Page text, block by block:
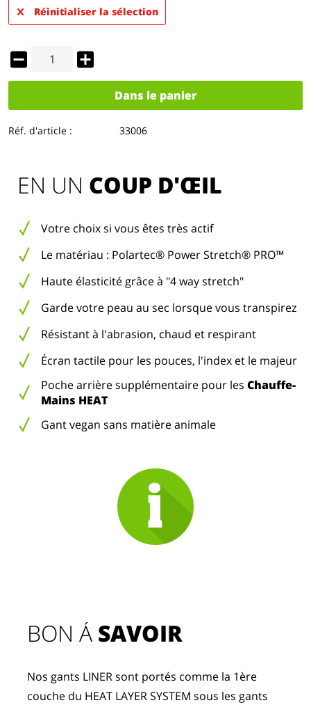
Réinitialiser la sélection
Dans le panier
Réf. d'article : 33006
EN UN COUP D'ŒIL
Votre choix si vous êtes très actif
Le matériau : Polartec® Power Stretch® PRO™
Haute élasticité grâce à "4 way stretch"
Garde votre peau au sec lorsque vous transpirez
Résistant à l'abrasion, chaud et respirant
Écran tactile pour les pouces, l'index et le majeur
Poche arrière supplémentaire pour les Chauffe-
Mains HEAT
Gant vegan sans matière animale
BON Á SAVOIR
Nos gants LINER sont portés comme la 1ère